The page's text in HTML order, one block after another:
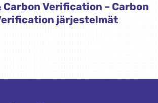
Carbon Verification – Carbon
järjestelmät